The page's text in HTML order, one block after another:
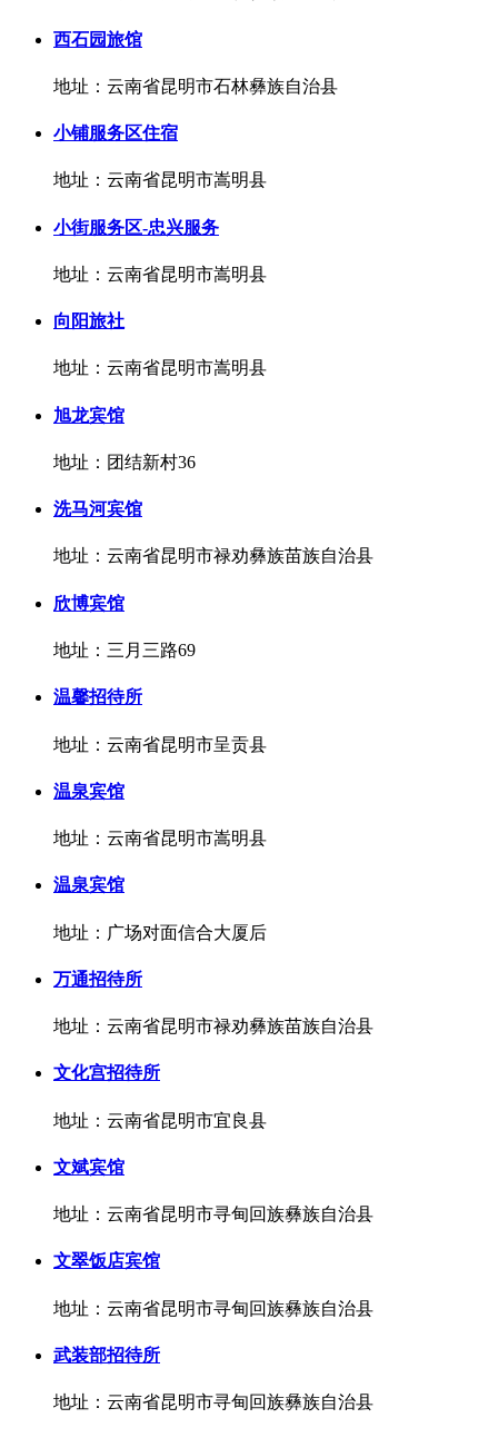
西石园旅馆
地址：云南省昆明市石林彝族自治县
小铺服务区住宿
地址：云南省昆明市嵩明县
小街服务区-忠兴服务
地址：云南省昆明市嵩明县
向阳旅社
地址：云南省昆明市嵩明县
旭龙宾馆
地址：团结新村36
洗马河宾馆
地址：云南省昆明市禄劝彝族苗族自治县
欣博宾馆
地址：三月三路69
温馨招待所
地址：云南省昆明市呈贡县
温泉宾馆
地址：云南省昆明市嵩明县
温泉宾馆
地址：广场对面信合大厦后
万通招待所
地址：云南省昆明市禄劝彝族苗族自治县
文化宫招待所
地址：云南省昆明市宜良县
文斌宾馆
地址：云南省昆明市寻甸回族彝族自治县
文翠饭店宾馆
地址：云南省昆明市寻甸回族彝族自治县
武装部招待所
地址：云南省昆明市寻甸回族彝族自治县